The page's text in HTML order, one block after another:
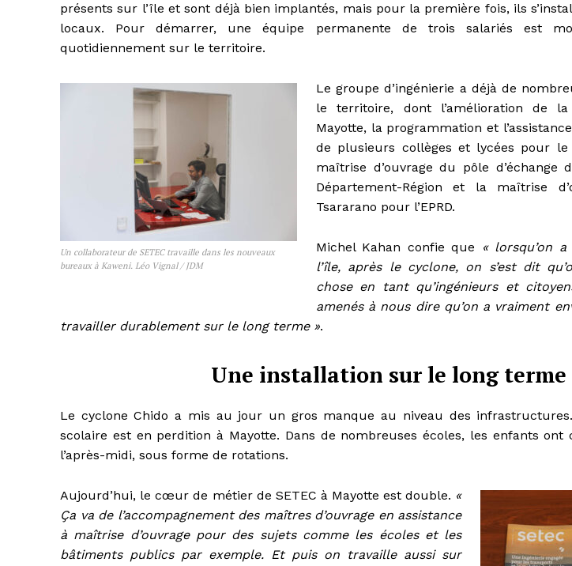
présents sur l’île et sont déjà bien implantés, mais pour la première fois, ils
locaux. Pour démarrer, une équipe permanente de trois salariés est
quotidiennement sur le territoire.
Un collaborateur de SETEC travaille dans les nouveaux
bureaux à Kaweni. Léo Vignal / JDM
Le groupe d’ingénierie a déjà de
le territoire, dont l’amélioration de
Mayotte, la programmation et
de plusieurs collèges et lycées pour le
maîtrise d’ouvrage du pôle d’échange
Département-Région et la maîtrise
Tsararano pour l’EPRD.
Michel Kahan confie que
« lorsqu’on
l’île, après le cyclone, on s’est dit
chose en tant qu’ingénieurs et
amenés à nous dire qu’on a vraiment
travailler durablement sur le long terme ».
Une installation sur le long terme
Le cyclone Chido a mis au jour un gros manque au niveau des
scolaire est en perdition à Mayotte. Dans de nombreuses écoles, les enfants
l’après-midi, sous forme de rotations.
Aujourd’hui, le cœur de métier de SETEC à Mayotte est double. «
Ça va de l’accompagnement des maîtres d’ouvrage en assistance
à maîtrise d’ouvrage pour des sujets comme les écoles et les
bâtiments publics par exemple. Et puis on travaille aussi sur